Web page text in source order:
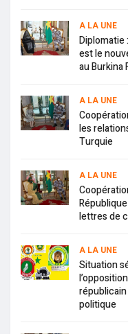
A LA UNE
Diplomatie
est le
au Burkina
A LA UNE
les
Turquie
A LA UNE
lettres de
A LA UNE
Situation
politique